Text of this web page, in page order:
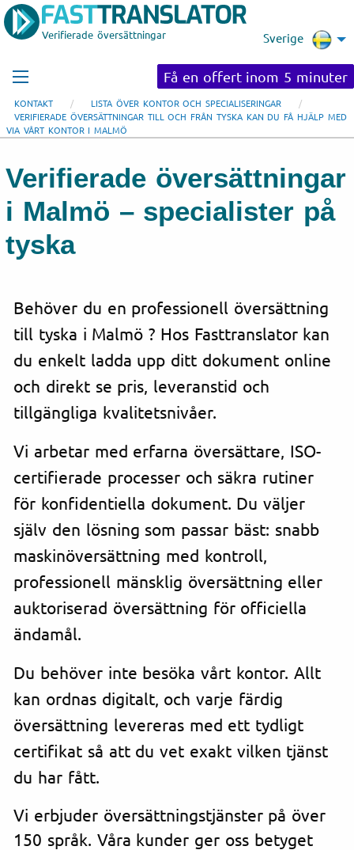
Verifierade översättningar Sverige
Få en offert inom 5 minuter
KONTAKT
LISTA ÖVER KONTOR OCH SPECIALISERINGAR
VERIFIERADE ÖVERSÄTTNINGAR TILL OCH FRÅN TYSKA KAN DU FÅ HJÄLP MED
VIA VÅRT KONTOR I MALMÖ
Verifierade översättningar
i Malmö – specialister på
tyska
Behöver du en professionell översättning
till tyska i Malmö ? Hos Fasttranslator kan
du enkelt ladda upp ditt dokument online
och direkt se pris, leveranstid och
tillgängliga kvalitetsnivåer.
Vi arbetar med erfarna översättare, ISO-
certifierade processer och säkra rutiner
för konfidentiella dokument. Du väljer
själv den lösning som passar bäst: snabb
maskinöversättning med kontroll,
professionell mänsklig översättning eller
auktoriserad översättning för officiella
ändamål.
Du behöver inte besöka vårt kontor. Allt
kan ordnas digitalt, och varje färdig
översättning levereras med ett tydligt
certifikat så att du vet exakt vilken tjänst
du har fått.
Vi erbjuder översättningstjänster på över
150 språk. Våra kunder ger oss betyget